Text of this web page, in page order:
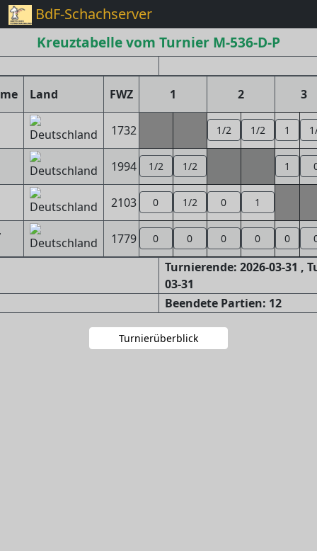
BdF-Schachserver
Kreuztabelle vom Turnier M-536-D-P
Land FWZ 1 2 3
1732 1/2 1/2 1
1994 1/2 1/2 1
2103 0 1/2 0 1
1779 0 0 0 0 0
Turnierende: 2026-03-31 ,
03-31
Beendete Partien: 12
Turnierüberblick